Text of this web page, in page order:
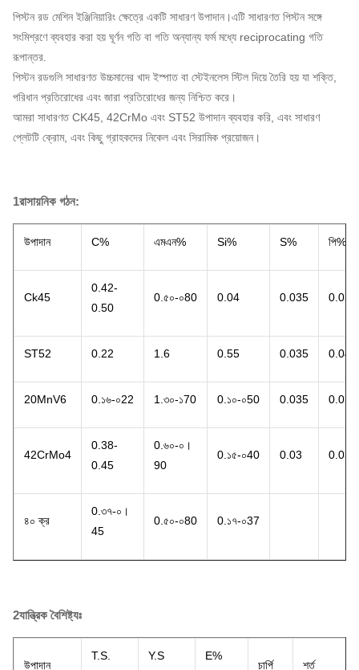
পিস্টন রড মেশিন ইঞ্জিনিয়ারিং ক্ষেত্রে একটি সাধারণ উপাদান।এটি সাধারণত পিস্টন সঙ্গে
সংমিশ্রণে ব্যবহার করা হয় ঘূর্ণন গতি বা গতি অন্যান্য ফর্ম মধ্যে reciprocating গতি
রূপান্তর.
পিস্টন রডগুলি সাধারণত উচ্চমানের খাদ ইস্পাত বা স্টেইনলেস স্টিল দিয়ে তৈরি হয় যা শক্তি,
পরিধান প্রতিরোধের এবং জারা প্রতিরোধের জন্য নিশ্চিত করে।
আমরা সাধারণত CK45, 42CrMo এবং ST52 উপাদান ব্যবহার করি, এবং সাধারণ
প্লেটটি ক্রোম, এবং কিছু গ্রাহকদের নিকেল এবং সিরামিক প্রয়োজন।
1রাসায়নিক গঠন:
উপাদান C% এমএন% Si% S% পি%
Ck45
0.42-
0.50
0.৫০-০80 0.04 0.035 0.035
ST52 0.22 1.6 0.55 0.035 0.04
20MnV6 0.১৬-০22 1.৩০-১70 0.১০-০50 0.035 0.035
42CrMo4
0.38-
0.45
0.৬০-০।
90
0.১৫-০40 0.03 0.03
৪০ ক্র
0.৩৭-০।
45
0.৫০-০80 0.১৭-০37
2যান্ত্রিক বৈশিষ্ট্যঃ
উপাদান
T.S.
Y.S
E%
চার্পি শর্ত